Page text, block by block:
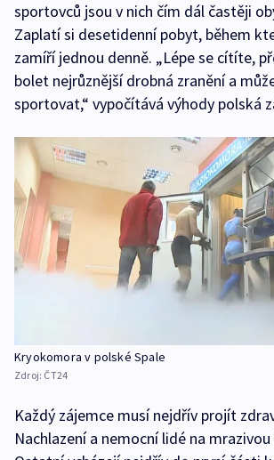
sportovců jsou v nich čím dál častěji
Zaplatí si desetidenní pobyt, během
zamíří jednou denně. „Lépe se cítíte,
bolet nejrůznější drobná zranění a
sportovat,“ vypočítává výhody polská
Kryokomora v polské Spale
Zdroj: ČT24
Každý zájemce musí nejdřív projít
Nachlazení a nemocní lidé na